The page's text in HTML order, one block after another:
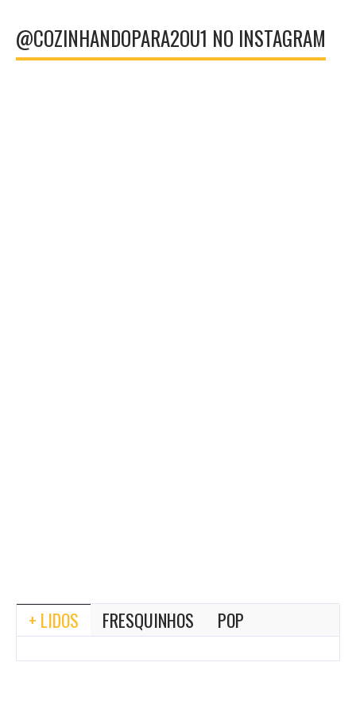
@COZINHANDOPARA2OU1 NO INSTAGRAM
+ LIDOS FRESQUINHOS POP